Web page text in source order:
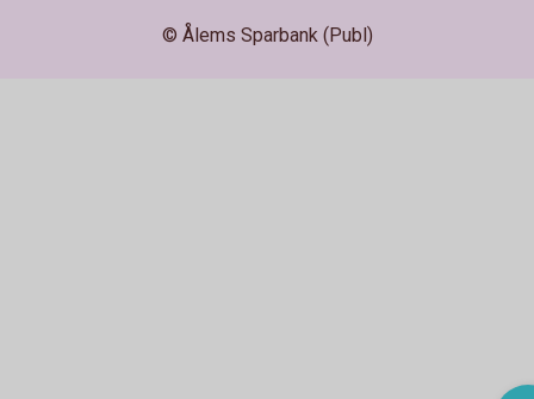
© Ålems Sparbank (Publ)